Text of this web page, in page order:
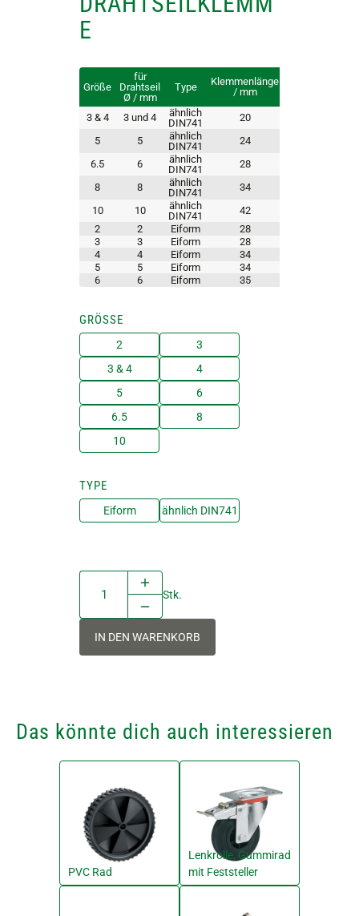
E
Größe
für
Drahtseil
Ø / mm
Type
Klemmenlänge
/ mm
3 & 4 3 und 4
ähnlich
DIN741
20
5
5
ähnlich
DIN741
24
6.5
6
ähnlich
DIN741
28
8
8
ähnlich
DIN741
34
10
10
ähnlich
DIN741
42
2
2 Eiform
28
3
3 Eiform
28
4
4 Eiform
34
5
5 Eiform
34
6
6 Eiform 35
GRÖSSE
2
3
3 & 4
4
5
6
6.5
8
10
TYPE
Eiform ähnlich DIN741
Stk.
IN DEN WARENKORB
Das könnte dich auch interessieren
PVC Rad
Lenkrolle, Gummirad
mit Feststeller